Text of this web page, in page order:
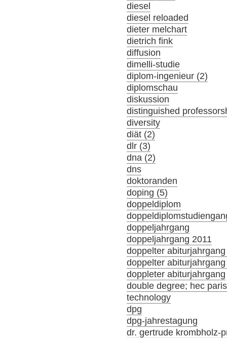
diesel
diesel reloaded
dieter melchart
dietrich fink
diffusion
dimelli-studie
diplom-ingenieur (2)
diplomschau
diskussion
distinguished
diversity
diät (2)
dlr (3)
dna (2)
dns
doktoranden
doping (5)
doppeldiplom
doppeljahrgang
doppeljahrgang 2011
doppelter
doppelter
doppleter abiturjahrgang
double degree; hec
technology
dpg
dpg-jahrestagung
dr. gertrude krombholz-